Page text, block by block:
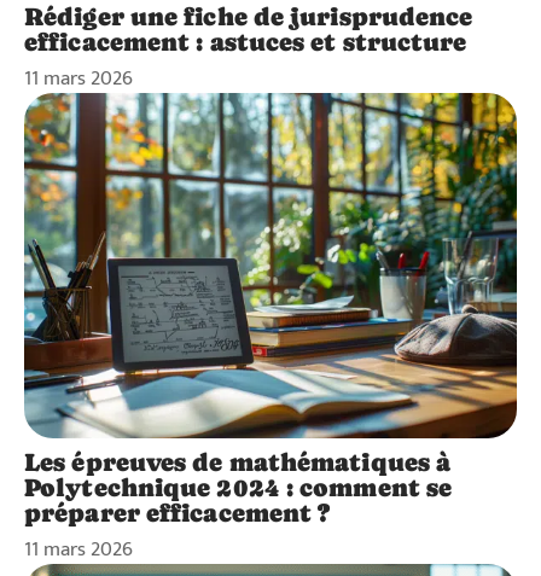
Rédiger une fiche de jurisprudence
efficacement : astuces et structure
11 mars 2026
Les épreuves de mathématiques à
Polytechnique 2024 : comment se
préparer efficacement ?
11 mars 2026